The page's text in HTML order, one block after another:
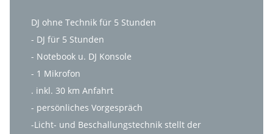
DJ ohne Technik für 5 Stunden
- DJ für 5 Stunden
- Notebook u. DJ Konsole
- 1 Mikrofon
. inkl. 30 km Anfahrt
- persönliches Vorgespräch
-Licht- und Beschallungstechnik stellt der